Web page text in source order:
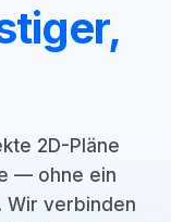
2D-Pläne
— ohne ein
Wir verbinden